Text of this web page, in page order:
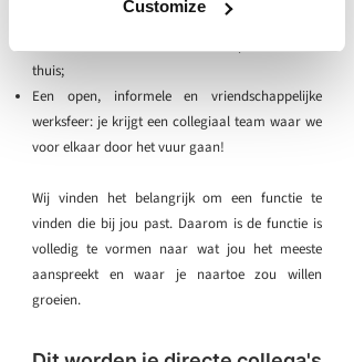
Customize
thuis;
Een open, informele en vriendschappelijke
werksfeer: je krijgt een collegiaal team waar we
voor elkaar door het vuur gaan!
Wij vinden het belangrijk om een functie te
vinden die bij jou past. Daarom is de functie is
volledig te vormen naar wat jou het meeste
aanspreekt en waar je naartoe zou willen
groeien.